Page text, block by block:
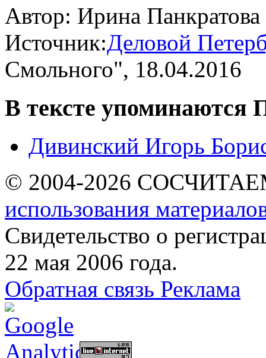
Автор: Ирина Панкратова
Источник:Деловой
Смольного", 18.04.2016
В тексте упоминаются
Дивинский Игорь
© 2004-2026
использования
Свидетельство о
22 мая 2006 года.
Обратная связь Реклама